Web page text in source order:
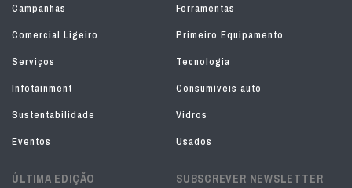
Campanhas
Ferramentas
Comercial Ligeiro
Primeiro Equipamento
Serviços
Tecnologia
Infotainment
Consumíveis auto
Sustentabilidade
Vidros
Eventos
Usados
ÚLTIMA EDIÇÃO SUBSCREVER NEWSLETTER